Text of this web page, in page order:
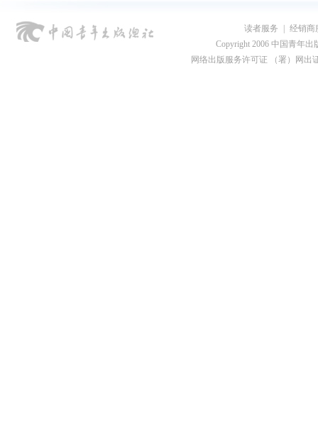
读者服务
经销商
Copyright 2006 中国青年出
网络出版服务许可证 （署）网出